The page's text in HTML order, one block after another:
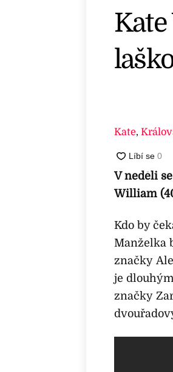
Kate,
V neděli
William
Kdo by
Manželka
značky
je
značky